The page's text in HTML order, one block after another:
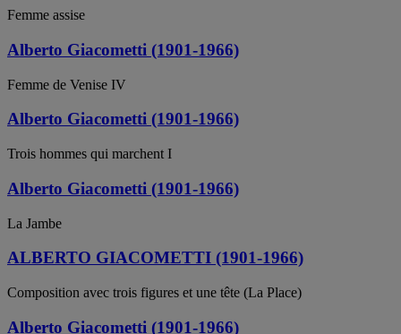
Femme assise
Alberto Giacometti (1901-1966)
Femme de Venise IV
Alberto Giacometti (1901-1966)
Trois hommes qui marchent I
Alberto Giacometti (1901-1966)
La Jambe
ALBERTO GIACOMETTI (1901-1966)
Composition avec trois figures et une tête (La Place)
Alberto Giacometti (1901-1966)